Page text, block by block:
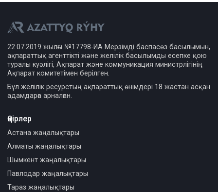
22.07.2019 жылғы №17798-ИА Мерзімді баспасөз басылымын,
ақпараттық агенттікті және желілік басылымды есепке қою
туралы куәлігі, Ақпарат және коммуникация министрлігінің
Ақпарат комитетімен берілген.
Бұл желілік ресурстың ақпараттық өнімдері 18 жастан асқан
адамдарға арналған.
Өңірлер
Астана жаңалықтары
Алматы жаңалықтары
Шымкент жаңалықтары
Павлодар жаңалықтары
Тараз жаңалықтары